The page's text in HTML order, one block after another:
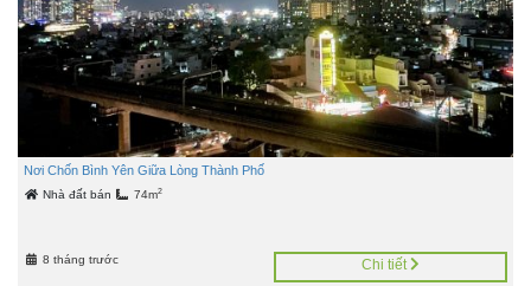
Nơi Chốn Bình Yên Giữa Lòng Thành Phố
Nhà đất bán 74m2
8 tháng trước Chi tiết